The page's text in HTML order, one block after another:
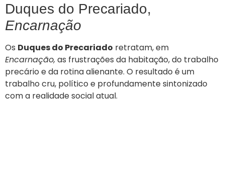
Duques do Precariado,
Encarnação
Os Duques do Precariado retratam, em
Encarnação, as frustrações da habitação, do trabalho
precário e da rotina alienante. O resultado é um
trabalho cru, político e profundamente sintonizado
com a realidade social atual.